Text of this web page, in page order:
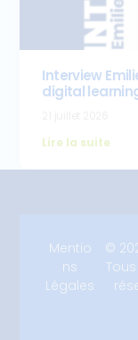
Interview
digital
Lire la suite
Mentio
ns
Légales
©